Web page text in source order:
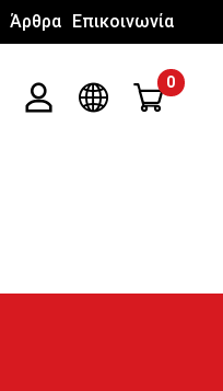
Άρθρα Επικοινωνία
Λογαριασμός
Γλώσσα
0